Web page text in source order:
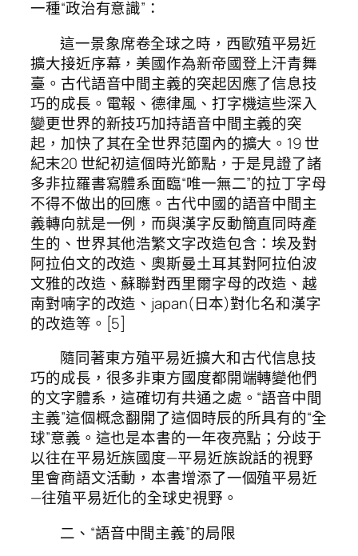
一種“政治有意識”：
這一景象席卷全球之時，西歐殖平易近
擴大接近序幕，美國作為新帝國登上汗青舞
臺。古代語音中間主義的突起因應了信息技
巧的成長。電報、德律風、打字機這些深入
變更世界的新技巧加持語音中間主義的突
起，加快了其在全世界范圍內的擴大。19 世
紀末20 世紀初這個時光節點，于是見證了諸
多非拉羅書寫體系面臨“唯一無二”的拉丁字母
不得不做出的回應。古代中國的語音中間主
義轉向就是一例，而與漢字反動簡直同時產
生的、世界其他浩繁文字改造包含：埃及對
阿拉伯文的改造、奧斯曼土耳其對阿拉伯波
文雅的改造、蘇聯對西里爾字母的改造、越
南對喃字的改造、japan(日本)對化名和漢字
的改造等。[5]
隨同著東方殖平易近擴大和古代信息技
巧的成長，很多非東方國度都開端轉變他們
的文字體系，這確切有共通之處。“語音中間
主義”這個概念翻開了這個時辰的所具有的“全
球”意義。這也是本書的一年夜亮點；分歧于
以往在平易近族國度—平易近族說話的視野
里會商語文活動，本書增添了一個殖平易近
—往殖平易近化的全球史視野。
二、“語音中間主義”的局限